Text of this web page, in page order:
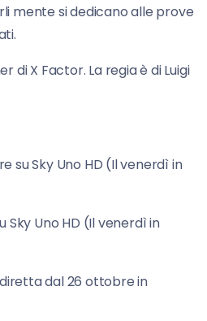
mente si dedicano alle prove
di X Factor. La regia è di Luigi
su Sky Uno HD (Il venerdì in
Sky Uno HD (Il venerdì in
dal 26 ottobre in